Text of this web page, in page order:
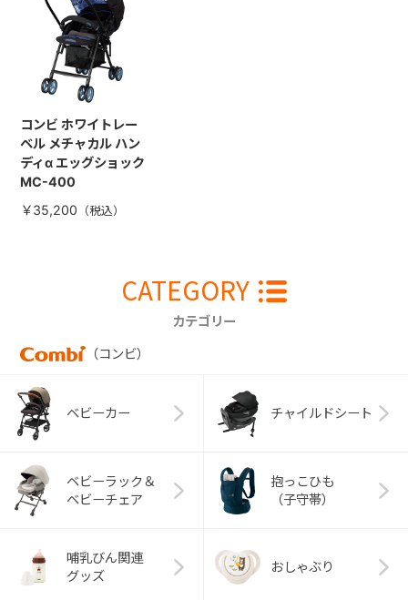
コンビ ホワイトレー
ベル メチャカル ハン
ディα エッグショック
MC-400
￥35,200
CATEGORY
カテゴリー
（コンビ）
ベビーカー チャイルドシート
ベビーラック＆
ベビーチェア
抱っこひも
（子守帯）
哺乳びん関連
グッズ
おしゃぶり